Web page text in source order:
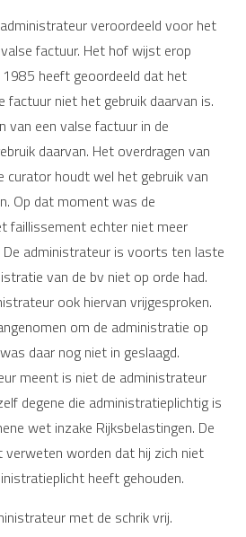
veroordeeld voor het
factuur. Het hof wijst erop
1985 heeft geoordeeld dat het
factuur niet het gebruik daarvan is.
van een valse factuur in de
daarvan. Het overdragen van
curator houdt wel het gebruik van
Op dat moment was de
faillissement echter niet meer
administrateur is voorts ten laste
van de bv niet op orde had.
ook hiervan vrijgesproken.
om de administratie op
daar nog niet in geslaagd.
meent is niet de administrateur
degene die administratieplichtig is
wet inzake Rijksbelastingen. De
verweten worden dat hij zich niet
heeft gehouden.
met de schrik vrij.